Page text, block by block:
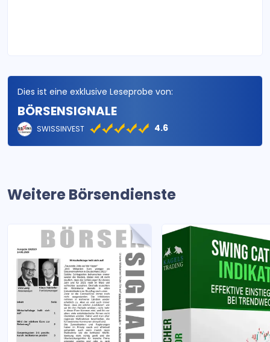
Dies ist eine exklusive Leseprobe von:
BÖRSENSIGNALE
SWISSINVEST 4.6
Weitere Börsendienste